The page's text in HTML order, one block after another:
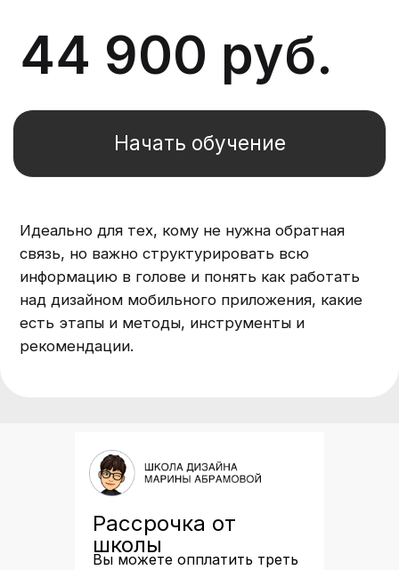
ВАРИАНТЫ РАССРОЧКИ
Рассрочка от
школы
Вы можете опплатить треть